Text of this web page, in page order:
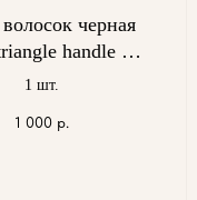
черная
handle 8#
япония
1 шт.
1 000 р.